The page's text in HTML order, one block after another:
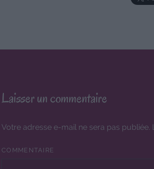
Laisser un commentaire
Votre adresse e-mail ne sera pas publiée.
COMMENTAIRE